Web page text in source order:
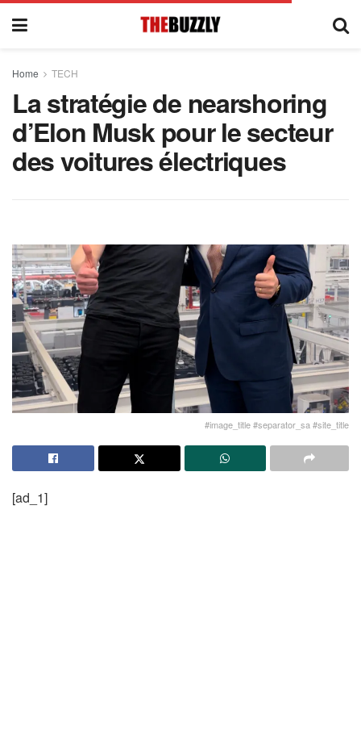
Home TECH
La stratégie de nearshoring
d’Elon Musk pour le secteur
des voitures électriques
#image_title #separator_sa #site_title
[ad_1]